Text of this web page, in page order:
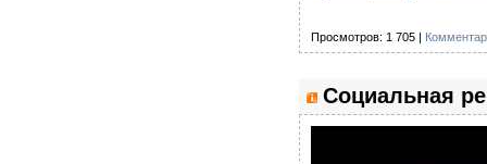
Просмотров: 1 705 |
Социальная